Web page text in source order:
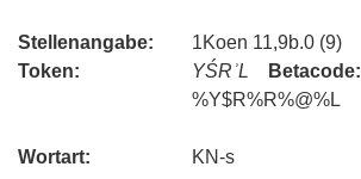
Stellenangabe:
1Koen 11,9b.0 (9)
Token:
YŚRʾL
Betacode:
%Y$R%R%@%L
Wortart: KN-s